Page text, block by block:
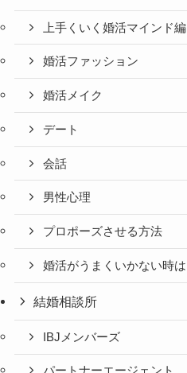
上手くいく婚活マインド編
婚活ファッション
婚活メイク
デート
会話
男性心理
プロポーズさせる方法
婚活がうまくいかない時は
結婚相談所
IBJメンバーズ